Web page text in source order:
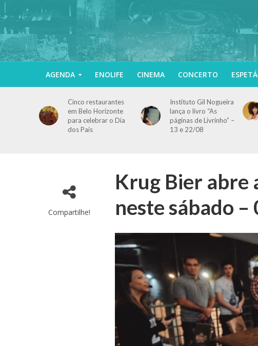
AGENDA ENOLIFE CINEMA CONCERTO
Cinco restaurantes
em Belo Horizonte
para celebrar o Dia
dos Pais
Instituto Gil Nogueira
lança o livro “As
páginas de Livrinho” –
13 e 22/08
Compartilhe!
Krug Bier abre
neste sábado –